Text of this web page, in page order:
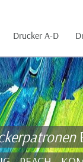
Drucker A-D